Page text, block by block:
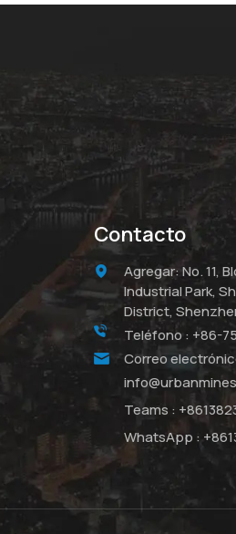
Contacto
Agregar: No. 11,
Industrial Park,
District,
Teléfono : +86-
Correo
Teams :
WhatsApp :